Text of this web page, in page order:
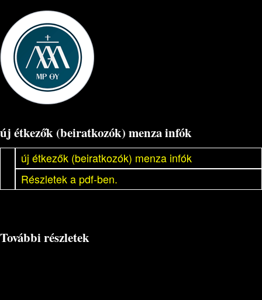
új étkezők (beiratkozók) menza infók
új étkezők (beiratkozók) menza infók
Részletek a pdf-ben.
További részletek